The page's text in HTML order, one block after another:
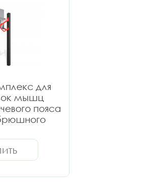
для
мышц
пояса